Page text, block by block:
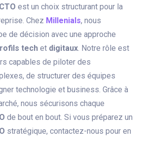
est un choix structurant pour la
Chez Millenials, nous
de décision avec une approche
tech et digitaux. Notre rôle est
capables de piloter des
de structurer des équipes
technologie et business. Grâce à
nous sécurisons chaque
de bout en bout. Si vous préparez un
stratégique, contactez-nous pour en